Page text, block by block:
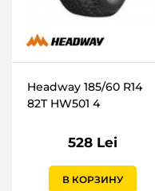
Headway 185/60 R14
82T HW501 4
528 Lei
В КОРЗИНУ